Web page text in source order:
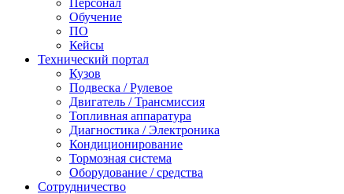
Персонал
Обучение
ПО
Кейсы
Технический портал
Кузов
Подвеска / Рулевое
Двигатель / Трансмиссия
Топливная аппаратура
Диагностика / Электроника
Кондиционирование
Тормозная система
Оборудование / средства
Сотрудничество